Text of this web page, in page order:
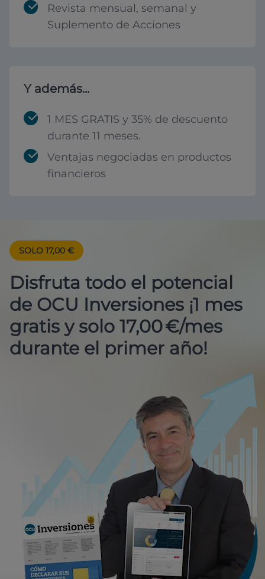
Revista mensual, semanal y
Suplemento de Acciones
Y además...
1 MES GRATIS y 35% de descuento
durante 11 meses.
Ventajas negociadas en productos
financieros
SOLO 17,00 €
Disfruta todo el potencial
de OCU Inversiones ¡1 mes
gratis y solo 17,00 €/mes
durante el primer año!